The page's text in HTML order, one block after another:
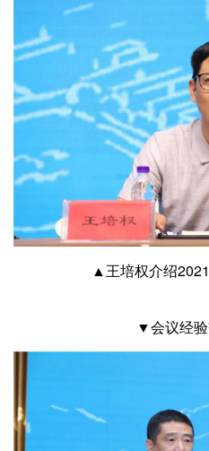
▲王培权介绍
▼会议经